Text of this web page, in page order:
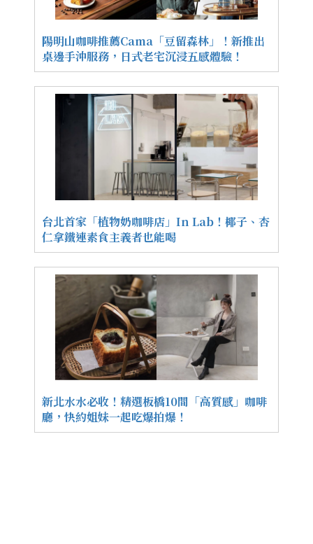
陽明山咖啡推薦Cama「豆留森林」！新推出
桌邊手沖服務，日式老宅沉浸五感體驗！
台北首家「植物奶咖啡店」In Lab！椰子、杏
仁拿鐵連素食主義者也能喝
新北水水必收！精選板橋10間「高質感」咖啡
廳，快約姐妹一起吃爆拍爆！